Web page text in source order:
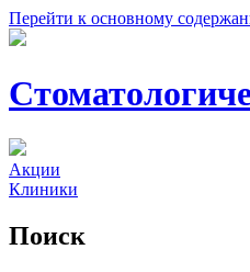
Перейти к основному
Акции
Клиники
Поиск